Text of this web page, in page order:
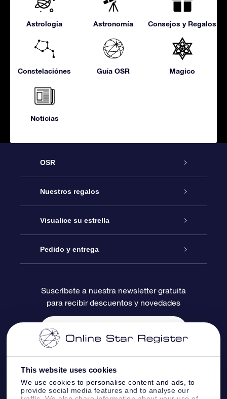
This website uses cookies
We use cookies to personalise content and ads, to
provide social media features and to analyse our
Astrologia Astronomía Consejos y Regalos
Constelaciónes Guía OSR Magico
Noticias
OSR
Atención
Contáctanos
Blog
Reseñas
Nuestros regalos
Regalo Estrella Online
Paquete de Regalo OSR
Tarjeta de Regalo OSR
Regalos empresariales
Visualice su estrella
Registro estelar
Página de Estrella Personalizada
Un Millón de Estrellas
Aplicación de RV Llévame a las estrellas
Pedido y entrega
Información de Pago
Información de Envío
Constelaciones
Suscríbete a nuestra newsletter gratuita
para recibir descuentos y novedades